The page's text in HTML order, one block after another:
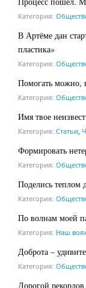
Категория:
В Артёме дан
пластика»
Категория:
Помогать можно,
Категория:
Имя твое
Категория: Статьи,
Формировать
Категория:
Поделись теплом
Категория:
По волнам моей
Категория: Наш
Доброта –
Категория:
Дорогой рекордов